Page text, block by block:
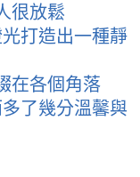
很放鬆
打造出一種靜
在各個角落
了幾分溫馨與